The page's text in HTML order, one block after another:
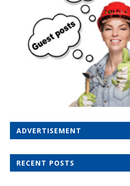
ADVERTISEMENT
RECENT POSTS